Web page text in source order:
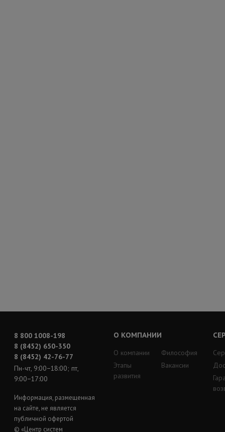
8 800 1008-198
8 (8452) 650-350
8 (8452) 42-76-77
Пн-чт, 9:00−18:00; пт,
9:00−17:00
Информация, размещенная
на сайте, не является
публичной офертой
© «Центр систем
О КОМПАНИИ
О компании
Этапы
развития
Философия
Вакансии